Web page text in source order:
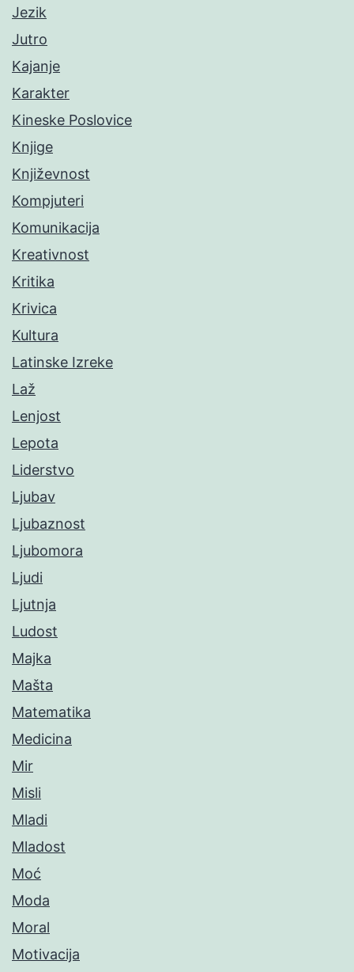
Jezik
Jutro
Kajanje
Karakter
Kineske Poslovice
Knjige
Književnost
Kompjuteri
Komunikacija
Kreativnost
Kritika
Krivica
Kultura
Latinske Izreke
Laž
Lenjost
Lepota
Liderstvo
Ljubav
Ljubaznost
Ljubomora
Ljudi
Ljutnja
Ludost
Majka
Mašta
Matematika
Medicina
Mir
Misli
Mladi
Mladost
Moć
Moda
Moral
Motivacija